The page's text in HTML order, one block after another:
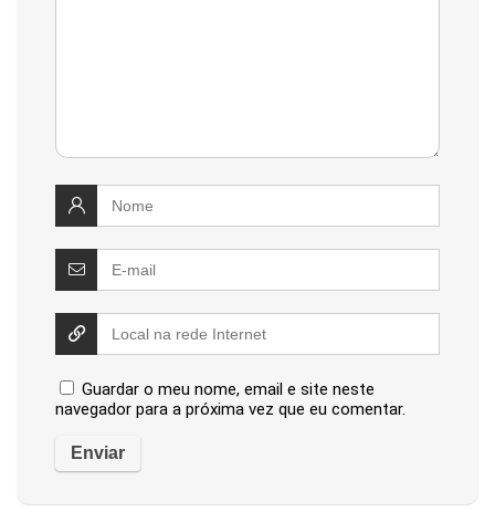
Guardar o meu nome, email e site neste
navegador para a próxima vez que eu comentar.